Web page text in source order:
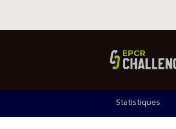
Statistiques